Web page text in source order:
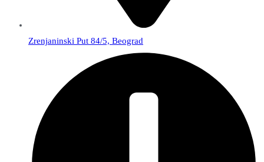
Zrenjaninski Put 84/5, Beograd